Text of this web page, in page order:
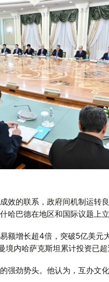
效的联系，政府间机制运转
哈巴德在地区和国际议题上立
额增长超4倍，突破5亿美元
内哈萨克斯坦累计投资已超
强劲势头。他认为，互办文